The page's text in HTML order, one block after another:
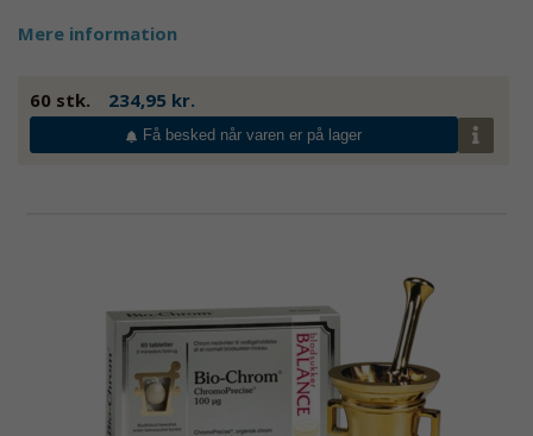
Mere information
60 stk. 234,95 kr.
Få besked når varen er på lager